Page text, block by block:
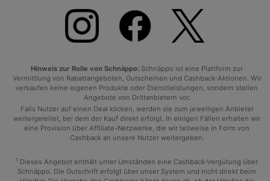
Hinweis zur Rolle von Schnäppo: Schnäppo ist eine Plattform zur
Vermittlung von Rabattangeboten, Gutscheinen und Cashback-Aktionen. Wir
verkaufen keine eigenen Produkte oder Dienstleistungen, sondern stellen
Angebote von Drittanbietern vor.
Falls Nutzer auf einen Deal klicken, werden sie zum jeweiligen Anbieter
weitergeleitet, bei dem der Kauf direkt erfolgt. In einigen Fällen erhalten wir
eine Provision über Affiliate-Netzwerke, die wir teilweise in Form von
Cashback an unsere Nutzer weitergeben.
1 Dieses Angebot enthält unter Umständen eine Cashback-Vergütung über
Schnäppo. Die Gutschrift erfolgt über unser System und nicht direkt beim